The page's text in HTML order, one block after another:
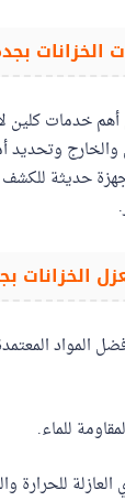
خدمات كلين
والخارج وتحديد
حديثة
الخزانات
المواد
للماء.
للحرارة